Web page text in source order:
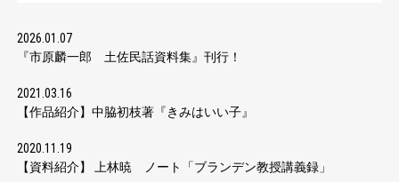
2026.01.07
『市原麟一郎 土佐民話資料集』刊行！
2021.03.16
【作品紹介】中脇初枝著『きみはいい子』
2020.11.19
【資料紹介】 上林暁 ノート「ブランデン教授講義録」